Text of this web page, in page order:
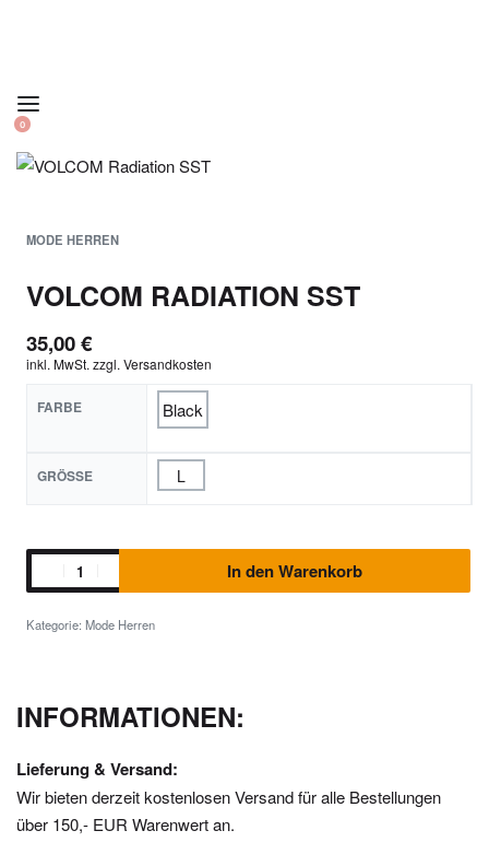
0
MODE HERREN
VOLCOM RADIATION SST
35,00€
inkl. MwSt. zzgl. Versandkosten
FARBE Black
GRÖSSE L
In den Warenkorb
Kategorie: Mode Herren
INFORMATIONEN:
Lieferung & Versand:
Wir bieten derzeit kostenlosen Versand für alle Bestellungen
über 150,- EUR Warenwert an.